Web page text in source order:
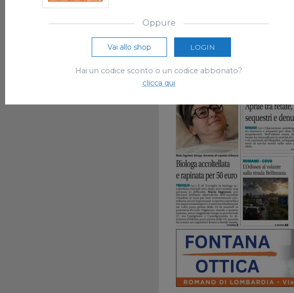
Oppure
Vai allo shop LOGIN
Hai un codice sconto o un codice abbonato?
clicca qui